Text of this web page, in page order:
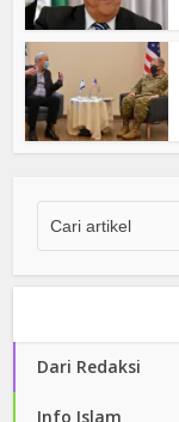
Dari Redaksi
Info Islam